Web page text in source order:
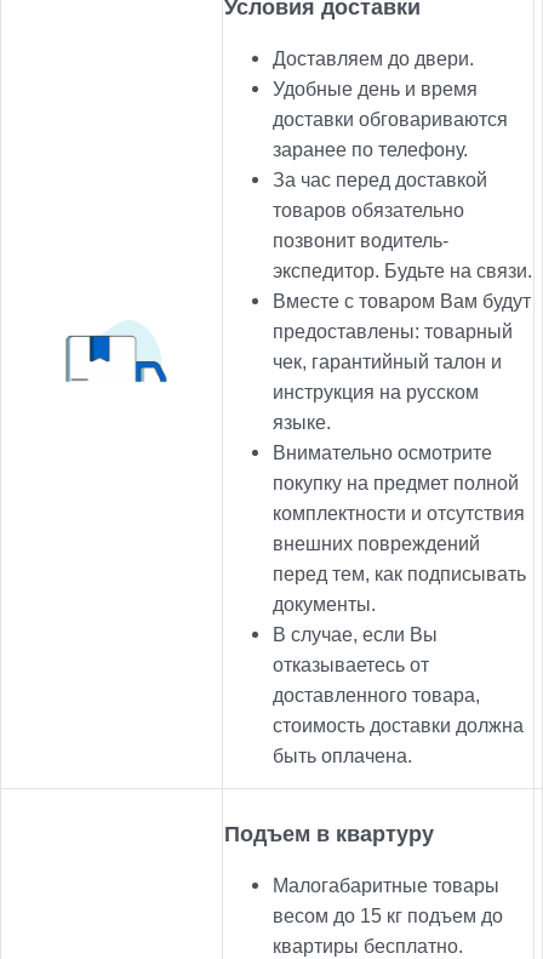
Условия доставки
Доставляем до двери.
Удобные день и время
доставки обговариваются
заранее по телефону.
За час перед доставкой
товаров обязательно
позвонит водитель-
экспедитор. Будьте на связи.
Вместе с товаром Вам будут
предоставлены: товарный
чек, гарантийный талон и
инструкция на русском
языке.
Внимательно осмотрите
покупку на предмет полной
комплектности и отсутствия
внешних повреждений
перед тем, как подписывать
документы.
В случае, если Вы
отказываетесь от
доставленного товара,
стоимость доставки должна
быть оплачена.
Подъем в квартуру
Малогабаритные товары
весом до 15 кг подъем до
квартиры бесплатно.